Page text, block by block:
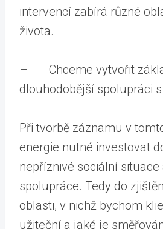
intervencí zabírá různé
života.
– Chceme vytvořit
dlouhodobější spolupráci
Při tvorbě záznamu v
energie nutné investovat
nepříznivé sociální
spolupráce. Tedy do
oblasti, v nichž bychom
užiteční a jaké je